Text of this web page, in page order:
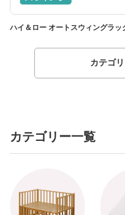
ハイ＆ロー オートスウィングラ
カテゴ
カテゴリー一覧